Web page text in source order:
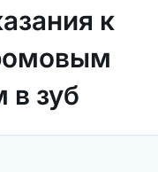
к
в зуб